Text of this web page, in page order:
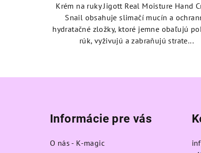
5,0
z
5
hviezdičiek.
Krém na ruky Jigott Real Moisture Hand
Snail obsahuje slimačí mucín a
hydratačné zložky, ktoré jemne obaľujú
rúk, vyživujú a zabraňujú strate...
Informácie pre vás
O nás - K-magic